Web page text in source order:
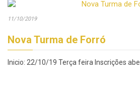
11/10/2019
Nova Turma de Forró
Inicio: 22/10/19 Terça feira Inscrições